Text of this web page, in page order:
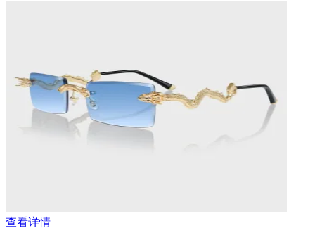
查看详情